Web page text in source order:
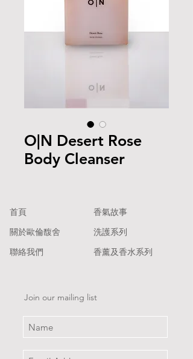
O|N Desert Rose
Body Cleanser
​首頁
關於歐倫馥舍
聯絡我們
香氣故事
洗護系列
香薰及香水系列
Join our mailing list